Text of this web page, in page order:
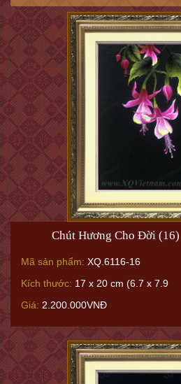
Chút Hương Cho Đời
Mã sản phẩm: XQ.6116-16
Kích thước: 17 x 20 cm (6.7 x 7.9
Giá: 2.200.000VNĐ